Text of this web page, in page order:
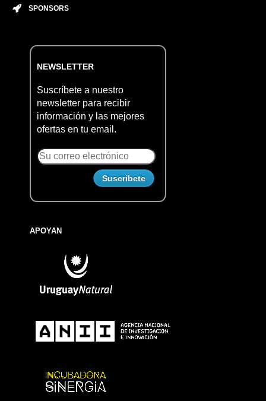
SPONSORS
NEWSLETTER
Suscríbete a nuestro
newsletter para recibir
información y las mejores
ofertas en tu email.
APOYAN